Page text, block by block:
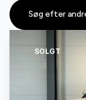
SOLGT
Søg efter